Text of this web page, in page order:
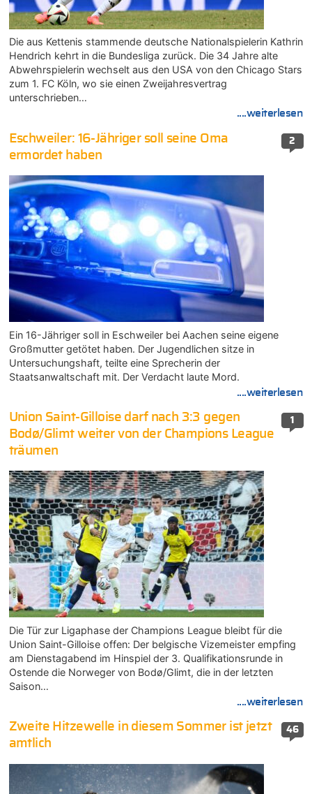
Die aus Kettenis stammende deutsche Nationalspielerin Kathrin
Hendrich kehrt in die Bundesliga zurück. Die 34 Jahre alte
Abwehrspielerin wechselt aus den USA von den Chicago Stars
zum 1. FC Köln, wo sie einen Zweijahresvertrag
unterschrieben…
....weiterlesen
2
Eschweiler: 16-Jähriger soll seine Oma
ermordet haben
Ein 16-Jähriger soll in Eschweiler bei Aachen seine eigene
Großmutter getötet haben. Der Jugendlichen sitze in
Untersuchungshaft, teilte eine Sprecherin der
Staatsanwaltschaft mit. Der Verdacht laute Mord.
....weiterlesen
1
Union Saint-Gilloise darf nach 3:3 gegen
Bodø/Glimt weiter von der Champions League
träumen
Die Tür zur Ligaphase der Champions League bleibt für die
Union Saint-Gilloise offen: Der belgische Vizemeister empfing
am Dienstagabend im Hinspiel der 3. Qualifikationsrunde in
Ostende die Norweger von Bodø/Glimt, die in der letzten
Saison…
....weiterlesen
46
Zweite Hitzewelle in diesem Sommer ist jetzt
amtlich